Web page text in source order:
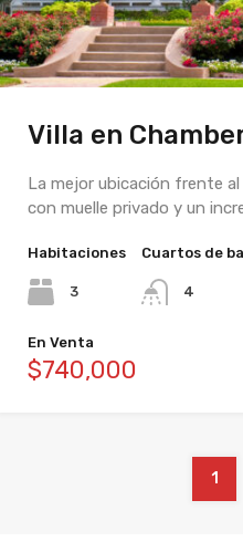
Villa en
La mejor ubicación frente
con muelle privado y un
Habitaciones
3
Cuartos de
4
En Venta
$740,000
1